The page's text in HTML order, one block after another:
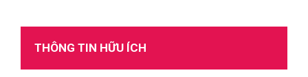
THÔNG TIN HỮU ÍCH